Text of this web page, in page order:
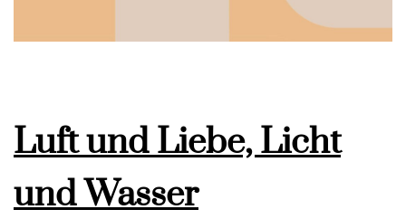
Luft und Liebe, Licht
und Wasser